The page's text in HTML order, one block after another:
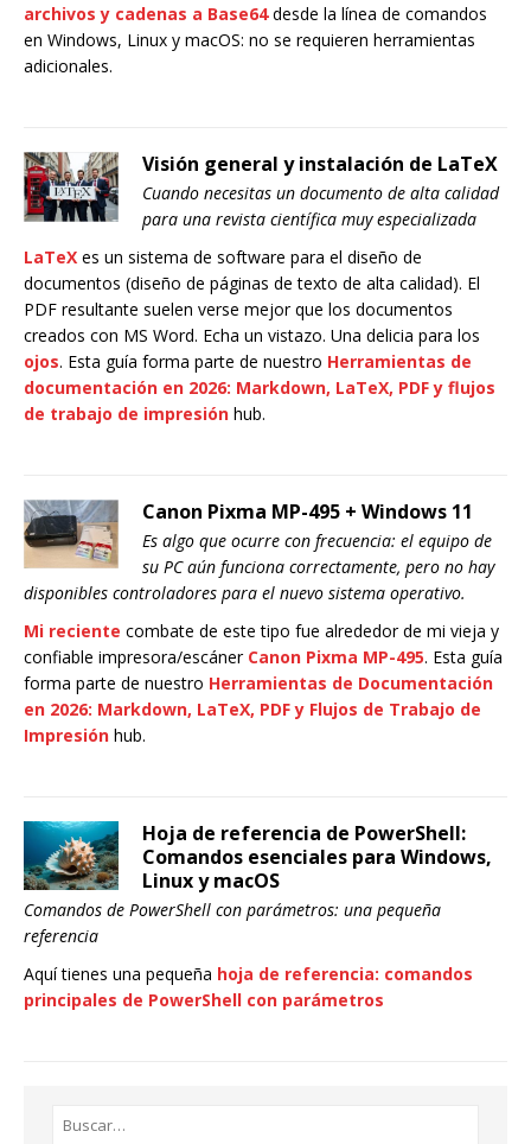
archivos y cadenas a Base64desde la línea de comandos
en Windows, Linux y macOS: no se requieren herramientas
adicionales.
Visión general y instalación de LaTeX
Cuando necesitas un documento de alta calidad
para una revista científica muy especializada
LaTeX es un sistema de software para el diseño de
documentos (diseño de páginas de texto de alta calidad). El
PDF resultante suelen verse mejor que los documentos
creados con MS Word. Echa un vistazo. Una delicia para los
ojos. Esta guía forma parte de nuestro Herramientas de
documentación en 2026: Markdown, LaTeX, PDF y flujos
de trabajo de impresión hub.
Canon Pixma MP-495 + Windows 11
Es algo que ocurre con frecuencia: el equipo de
su PC aún funciona correctamente, pero no hay
disponibles controladores para el nuevo sistema operativo.
Mi reciente combate de este tipo fue alrededor de mi vieja y
confiable impresora/escáner Canon Pixma MP-495. Esta guía
forma parte de nuestro Herramientas de Documentación
en 2026: Markdown, LaTeX, PDF y Flujos de Trabajo de
Impresión hub.
Hoja de referencia de PowerShell:
Comandos esenciales para Windows,
Linux y macOS
Comandos de PowerShell con parámetros: una pequeña
referencia
Aquí tienes una pequeña hoja de referencia: comandos
principales de PowerShell con parámetros